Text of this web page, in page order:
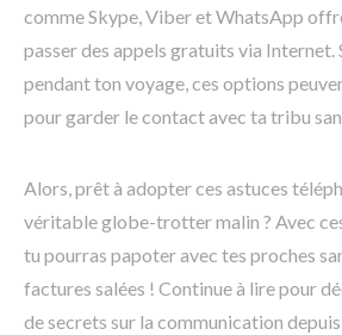
comme Skype, Viber et WhatsApp
passer des appels gratuits via Internet.
pendant ton voyage, ces options
pour garder le contact avec ta tribu
Alors, prêt à adopter ces astuces
véritable globe-trotter malin ? Avec
tu pourras papoter avec tes proches
factures salées ! Continue à lire pour
de secrets sur la communication